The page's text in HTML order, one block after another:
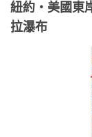
紐約‧美國東
拉瀑布